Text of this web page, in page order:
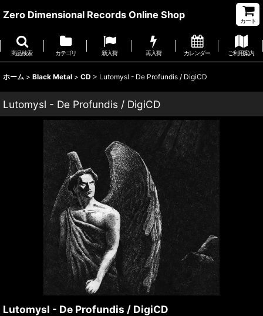
Zero Dimensional Records Online Shop
カート
商品検索 カテゴリ 新入荷 再入荷 カレンダー ご利用案内
ホーム > Black Metal > CD > Lutomysl - De Profundis / DigiCD
Lutomysl - De Profundis / DigiCD
Lutomysl - De Profundis / DigiCD